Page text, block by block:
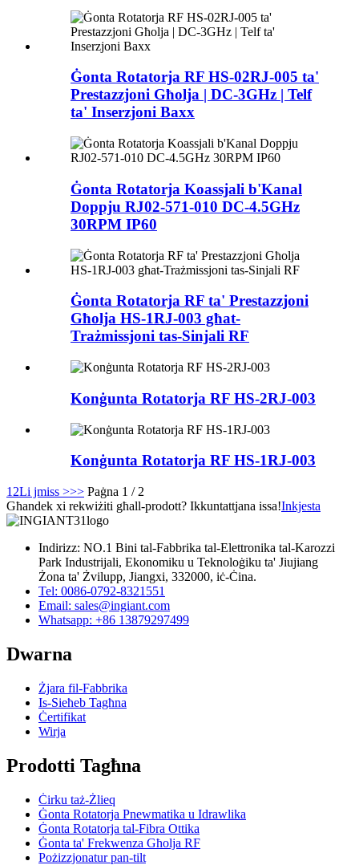
Ġonta Rotatorja RF HS-02RJ-005 ta'
Prestazzjoni Għolja | DC-3GHz | Telf
ta' Inserzjoni Baxx
Ġonta Rotatorja Koassjali b'Kanal
Doppju RJ02-571-010 DC-4.5GHz
30RPM IP60
Ġonta Rotatorja RF ta' Prestazzjoni
Għolja HS-1RJ-003 għat-
Trażmissjoni tas-Sinjali RF
Konġunta Rotatorja RF HS-2RJ-003
Konġunta Rotatorja RF HS-1RJ-003
1 2Li jmiss >>> Paġna 1 / 2
Għandek xi rekwiżiti għall-prodott? Ikkuntattjana issa!Inkjesta
Indirizz: NO.1 Bini tal-Fabbrika tal-Elettronika tal-Karozzi
Park Industrijali, Ekonomiku u Teknoloġiku ta' Jiujiang
Żona ta' Żvilupp, Jiangxi, 332000, iċ-Ċina.
Tel: 0086-0792-8321551
Email: sales@ingiant.com
Whatsapp: +86 13879297499
Dwarna
Żjara fil-Fabbrika
Is-Sieħeb Tagħna
Ċertifikat
Wirja
Prodotti Tagħna
Ċirku taż-Żlieq
Ġonta Rotatorja Pnewmatika u Idrawlika
Ġonta Rotatorja tal-Fibra Ottika
Ġonta ta' Frekwenza Għolja RF
Pożizzjonatur pan-tilt